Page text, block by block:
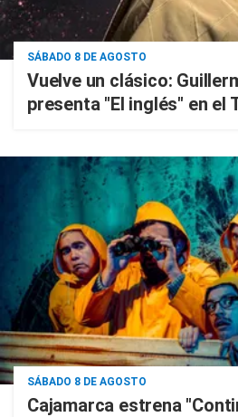
SÁBADO 8 DE AGOSTO
Vuelve un clásico:
presenta "El inglés" en el
SÁBADO 8 DE AGOSTO
Cajamarca estrena